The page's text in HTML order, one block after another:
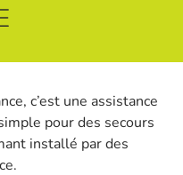
c’est une assistance
pour des secours
installé par des